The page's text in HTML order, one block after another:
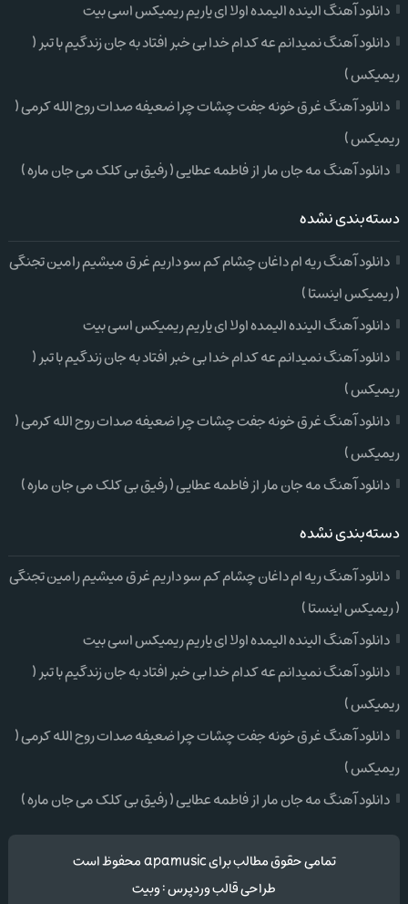
دانلود آهنگ الینده الیمده اولا ای یاریم ریمیکس اسی بیت
دانلود آهنگ نمیدانم عه کدام خدا بی خبر افتاد به جان زندگیم با تبر (
ریمیکس )
دانلود آهنگ غرق خونه جفت چشات چرا ضعیفه صدات روح الله کرمی (
ریمیکس )
دانلود آهنگ مه جان مار از فاطمه عطایی ( رفیق بی کلک می جان ماره )
دسته‌بندی نشده
دانلود آهنگ ریه ام داغان چشام کم سو داریم غرق میشیم رامین تجنگی
( ریمیکس اینستا )
دانلود آهنگ الینده الیمده اولا ای یاریم ریمیکس اسی بیت
دانلود آهنگ نمیدانم عه کدام خدا بی خبر افتاد به جان زندگیم با تبر (
ریمیکس )
دانلود آهنگ غرق خونه جفت چشات چرا ضعیفه صدات روح الله کرمی (
ریمیکس )
دانلود آهنگ مه جان مار از فاطمه عطایی ( رفیق بی کلک می جان ماره )
دسته‌بندی نشده
دانلود آهنگ ریه ام داغان چشام کم سو داریم غرق میشیم رامین تجنگی
( ریمیکس اینستا )
دانلود آهنگ الینده الیمده اولا ای یاریم ریمیکس اسی بیت
دانلود آهنگ نمیدانم عه کدام خدا بی خبر افتاد به جان زندگیم با تبر (
ریمیکس )
دانلود آهنگ غرق خونه جفت چشات چرا ضعیفه صدات روح الله کرمی (
ریمیکس )
دانلود آهنگ مه جان مار از فاطمه عطایی ( رفیق بی کلک می جان ماره )
تمامی حقوق مطالب برای apamusic محفوظ است
طراحی قالب وردپرس:وبیت